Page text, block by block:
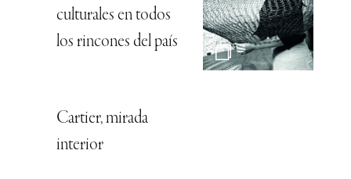
culturales en todos
los rincones del país
Cartier, mirada
interior